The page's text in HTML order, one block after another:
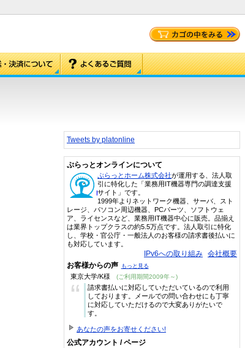
Tweets by platonline
ぷらっとオンラインについて
ぷらっとホーム株式会社が運用する、法人取
引に特化した「業務用IT機器専門の調達支援
サイト」です。
1999年よりネットワーク機器、サーバ、スト
レージ、パソコン周辺機器、PCパーツ、ソフトウェ
ア、ライセンスなど、業務用IT機器中心に販売。品揃え
は業界トップクラスの約5.5万点です。法人取引に特化
し、学校・官公庁・一般法人のお客様の請求書後払いに
も対応しています。
IPv6への取り組み 会社概要
お客様からの声 もっと見る
東京大学/K様 (ご利用期間2009年～)
“
請求書払いに対応していただいているので利用
しております。メールでの問い合わせにも丁寧
に対応していただけるので大変ありがたいで
す。
あなたの声をお寄せください!
公式アカウント / ページ